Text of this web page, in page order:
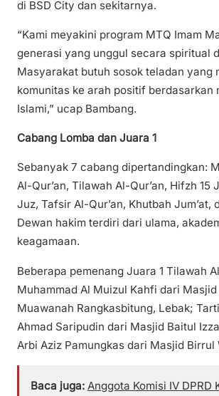
di BSD City dan sekitarnya.
“Kami meyakini program MTQ Imam
generasi yang unggul secara spiritual
Masyarakat butuh sosok teladan yang
komunitas ke arah positif berdasarkan
Islami,” ucap Bambang.
Cabang Lomba dan Juara 1
Sebanyak 7 cabang dipertandingkan:
Al-Qur’an, Tilawah Al-Qur’an, Hifzh 15
Juz, Tafsir Al-Qur’an, Khutbah Jum’at,
Dewan hakim terdiri dari ulama,
keagamaan.
Beberapa pemenang Juara 1 Tilawah
Muhammad Al Muizul Kahfi dari Masjid
Muawanah Rangkasbitung, Lebak;
Ahmad Saripudin dari Masjid Baitul
Arbi Aziz Pamungkas dari Masjid Birrul
Baca juga: Anggota Komisi IV DPRD